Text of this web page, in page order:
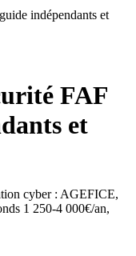
indépendants et
FAF
et
cyber : AGEFICE,
1 250-4 000€/an,